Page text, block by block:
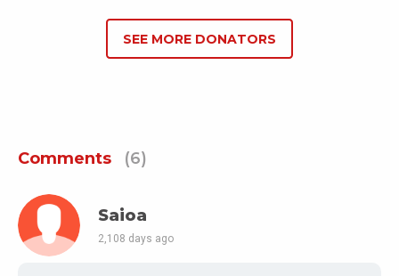
SEE MORE DONATORS
Comments (6)
Saioa
2,108 days ago